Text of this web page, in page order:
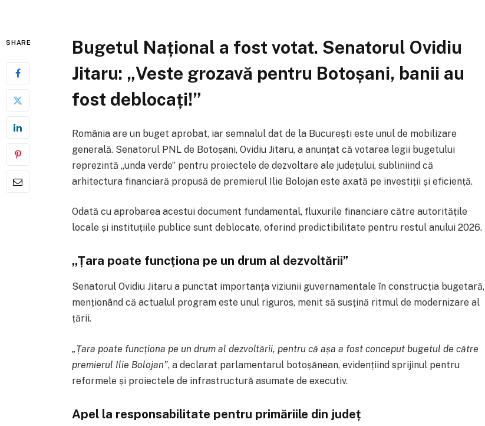
SHARE
Bugetul Național a fost votat. Senatorul Ovidiu
Jitaru: „Veste grozavă pentru Botoșani, banii au
fost deblocați!”
România are un buget aprobat, iar semnalul dat de la București este unul de mobilizare
generală. Senatorul PNL de Botoșani, Ovidiu Jitaru, a anunțat că votarea legii bugetului
reprezintă „unda verde” pentru proiectele de dezvoltare ale județului, subliniind că
arhitectura financiară propusă de premierul Ilie Bolojan este axată pe investiții și eficiență.
Odată cu aprobarea acestui document fundamental, fluxurile financiare către autoritățile
locale și instituțiile publice sunt deblocate, oferind predictibilitate pentru restul anului 2026.
„Țara poate funcționa pe un drum al dezvoltării”
Senatorul Ovidiu Jitaru a punctat importanța viziunii guvernamentale în construcția bugetară,
menționând că actualul program este unul riguros, menit să susțină ritmul de modernizare al
țării.
„Țara poate funcționa pe un drum al dezvoltării, pentru că așa a fost conceput bugetul de către
premierul Ilie Bolojan”, a declarat parlamentarul botoșănean, evidențiind sprijinul pentru
reformele și proiectele de infrastructură asumate de executiv.
Apel la responsabilitate pentru primăriile din județ